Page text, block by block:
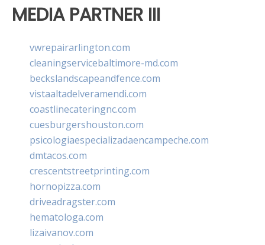
MEDIA PARTNER III
vwrepairarlington.com
cleaningservicebaltimore-md.com
beckslandscapeandfence.com
vistaaltadelveramendi.com
coastlinecateringnc.com
cuesburgershouston.com
psicologiaespecializadaencampeche.com
dmtacos.com
crescentstreetprinting.com
hornopizza.com
driveadragster.com
hematologa.com
lizaivanov.com